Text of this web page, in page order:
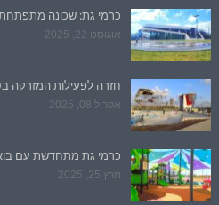
כרמי גת: שכונה
אוגוסט 22, 2025
חזרה לפעילות המזרקה
אפריל 08, 2025
כרמי גת מתחדשת עם
מרץ 25, 2025